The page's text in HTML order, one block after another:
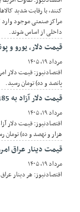
کنند، با رقابت شدید
مراکز صنعتی موجود وارد
داخلی از اساس شوند.
قیمت دلار، یورو و پوند امروز دوشنبه ۱۹
مرداد ۱۹, ۱۴۰۵
پانصد و ده) تومان رسید.
قیمت دلار آزاد به 185 هزار تومان رسید
مرداد ۱۹, ۱۴۰۵
هزار و نهصد و ده) تومان
قیمت دینار عراق امروز دوشنبه ۱۹ مرداد
مرداد ۱۹, ۱۴۰۵
اقتصادنیوز: هر دینار عراق امروز